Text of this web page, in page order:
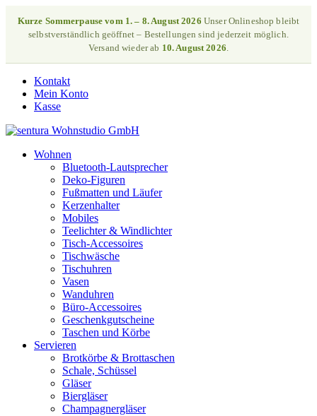
Kurze Sommerpause vom 1. – 8. August 2026 Unser Onlineshop bleibt
selbstverständlich geöffnet – Bestellungen sind jederzeit möglich.
Versand wieder ab 10. August 2026.
Kontakt
Mein Konto
Kasse
Wohnen
Bluetooth-Lautsprecher
Deko-Figuren
Fußmatten und Läufer
Kerzenhalter
Mobiles
Teelichter & Windlichter
Tisch-Accessoires
Tischwäsche
Tischuhren
Vasen
Wanduhren
Büro-Accessoires
Geschenkgutscheine
Taschen und Körbe
Servieren
Brotkörbe & Brottaschen
Schale, Schüssel
Gläser
Biergläser
Champagnergläser